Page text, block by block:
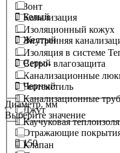
Канализация
Внутренняя
Ветро- влагозащита
Геотекстиль
Джут
Отражающие
Зонт
Изоляционный кожух
Изоляция в системе
Канализационные
Канализационные
Каучуковая
Клапан
Белый
Желтый
Серый
Черный
Диаметр. мм
Выберите значение
150